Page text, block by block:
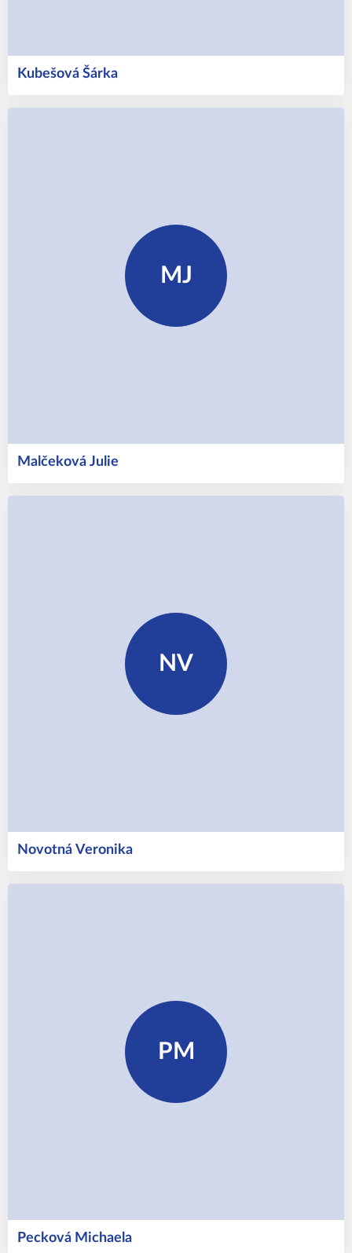
Šárka
Kubešová
MJ
Julie
Malčeková
NV
Veronika
Novotná
PM
Michaela
Pecková